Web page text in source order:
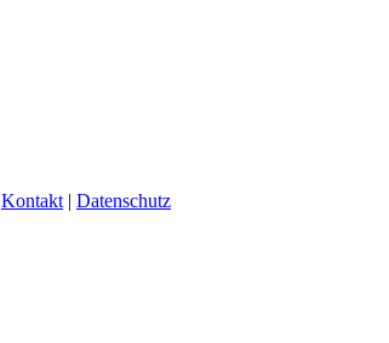
Kontakt | Datenschutz